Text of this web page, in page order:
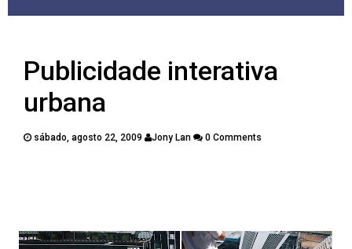
CONSULTORIA
ASSUNTOS
PUBLICAÇÕES
Publicidade interativa
urbana
sábado, agosto 22, 2009 Jony Lan 0 Comments